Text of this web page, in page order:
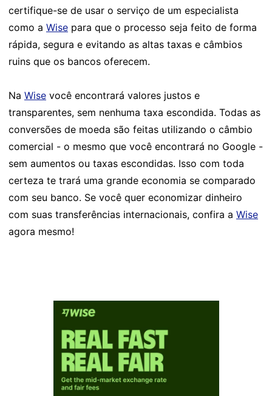
certifique-se de usar o serviço de um especialista
como a Wise para que o processo seja feito de forma
rápida, segura e evitando as altas taxas e câmbios
ruins que os bancos oferecem.
Na Wise você encontrará valores justos e
transparentes, sem nenhuma taxa escondida. Todas as
conversões de moeda são feitas utilizando o câmbio
comercial - o mesmo que você encontrará no Google -
sem aumentos ou taxas escondidas. Isso com toda
certeza te trará uma grande economia se comparado
com seu banco. Se você quer economizar dinheiro
com suas transferências internacionais, confira a Wise
agora mesmo!